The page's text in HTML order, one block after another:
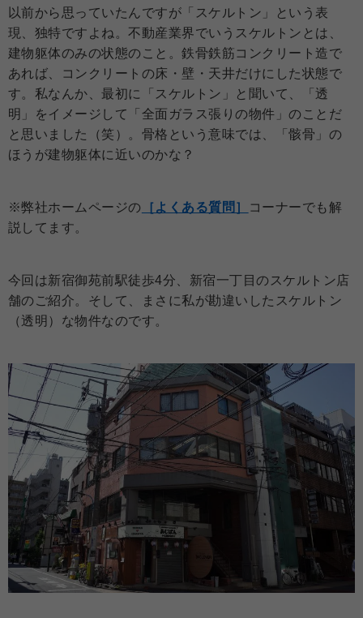
以前から思っていたんですが「スケルトン」という表
現、独特ですよね。不動産業界でいうスケルトンとは、
建物躯体のみの状態のこと。鉄骨鉄筋コンクリート造で
あれば、コンクリートの床・壁・天井だけにした状態で
す。私なんか、最初に「スケルトン」と聞いて、「透
明」をイメージして「全面ガラス張りの物件」のことだ
と思いました（笑）。骨格という意味では、「骸骨」の
ほうが建物躯体に近いのかな？
※弊社ホームページの ［よくある質問］
コーナーでも解
説してます。
今回は新宿御苑前駅徒歩4分、新宿一丁目のスケルトン店
舗のご紹介。そして、まさに私が勘違いしたスケルトン
（透明）な物件なのです。